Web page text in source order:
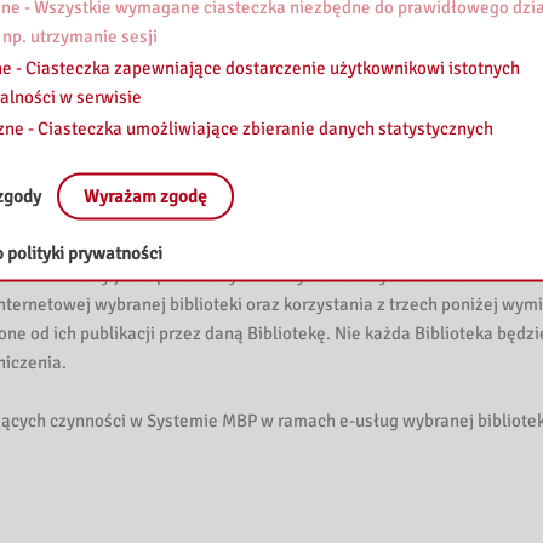
Systemu MBP, będącego interfejsem e-usług dostępnych w
Użytkownika danych w Systemie MBP, Użytkownik jest
faktycznym.
wybraną przez siebie bibliotekę, do wydarzeń związanych z tą
MBP. owany jest uprawniony do korzystania z Systemu MBP w tzw.
wybranej biblioteki oraz korzystania z trzech poniżej
od ich publikacji przez daną Bibliotekę. Nie każda Biblioteka
czynności w Systemie MBP w ramach e-usług wybranej
- Wszystkie wymagane ciasteczka niezbędne do prawidłowego
utrzymanie sesji
- Ciasteczka zapewniające dostarczenie użytkownikowi istotnych
w serwisie
- Ciasteczka umożliwiające zbieranie danych statystycznych
Wyrażam zgodę
polityki prywatności